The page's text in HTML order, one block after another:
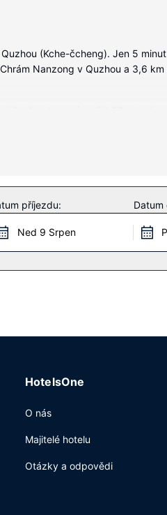
(Kche-čcheng). Jen 5
Nanzong v Quzhou a 3,6
zábavu. Soukromé koupelny
služby a společenský sál.
pokojová služba,
Za malý příplatek
příjezdu:
Ned 9 Srpen
Datum
HotelsOne
O nás
Majitelé hotelu
Otázky a odpovědi